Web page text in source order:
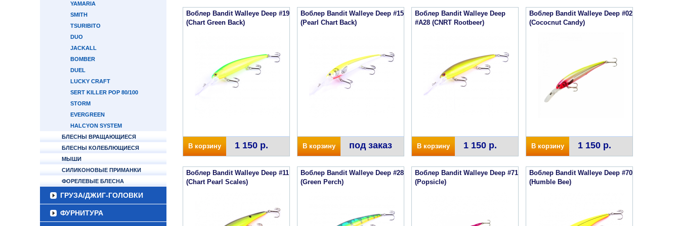
YAMARIA
SMITH
TSURIBITO
DUO
JACKALL
BOMBER
DUEL
LUCKY CRAFT
SERT KILLER POP 80/100
STORM
EVERGREEN
HALCYON SYSTEM
БЛЕСНЫ ВРАЩАЮЩИЕСЯ
БЛЕСНЫ КОЛЕБЛЮЩИЕСЯ
МЫШИ
СИЛИКОНОВЫЕ ПРИМАНКИ
ФОРЕЛЕВЫЕ БЛЕСНА
ГРУЗА/ДЖИГ-ГОЛОВКИ
ФУРНИТУРА
Воблер Bandit Walleye Deep #19
(Chart Green Back)
В корзину 1 150 р.
Воблер Bandit Walleye Deep #15
(Pearl Chart Back)
В корзину под заказ
Воблер Bandit Walleye Deep
#A28 (CNRT Rootbeer)
В корзину 1 150 р.
Воблер Bandit Walleye Deep #02
(Cococnut Candy)
В корзину 1 150 р.
Воблер Bandit Walleye Deep #11
(Chart Pearl Scales)
Воблер Bandit Walleye Deep #28
(Green Perch)
Воблер Bandit Walleye Deep #71
(Popsicle)
Воблер Bandit Walleye Deep #70
(Humble Bee)